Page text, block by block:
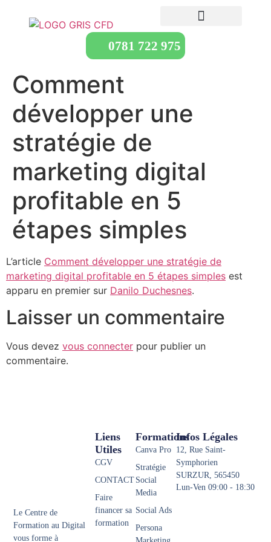
0781 722 975
Comment
développer une
stratégie de
marketing digital
profitable en 5
étapes simples
L’article Comment développer une stratégie de
marketing digital profitable en 5 étapes simples est
apparu en premier sur Danilo Duchesnes.
Laisser un commentaire
Vous devez vous connecter pour publier un
commentaire.
Le Centre de
Formation au Digital
vous forme à
Formations
Canva Pro
Stratégie
Social
Media
Social Ads
Persona
Liens
Utiles
CGV
CONTACT
Faire
financer sa
formation
Infos Légales
12, Rue Saint-
Symphorien
SURZUR, 565450
Lun-Ven 09:00 - 18:30